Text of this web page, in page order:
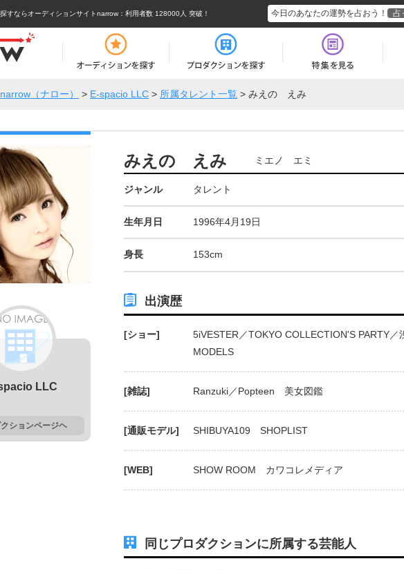
すならオーディションサイトnarrow ：利用者数 128000人 突破！ 今日のあなたの運勢を占おう！ 占
（ナロー） > E-spacio LLC > 所属タレント一覧 > みえの えみ
LLC
ションページヘ
みえの えみ ミエノ エミ
ジャンル タレント
生年月日 1996年4月19日
身長 153cm
出演歴
[ショー]
5iVESTER／TOKYO COLLECTION'S PARTY／
MODELS
[雑誌] Ranzuki／Popteen 美女図鑑
[通販モデル] SHIBUYA109 SHOPLIST
[WEB] SHOW ROOM カワコレメディア
同じプロダクションに所属する芸能人